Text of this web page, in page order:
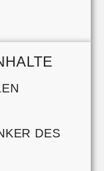
DES